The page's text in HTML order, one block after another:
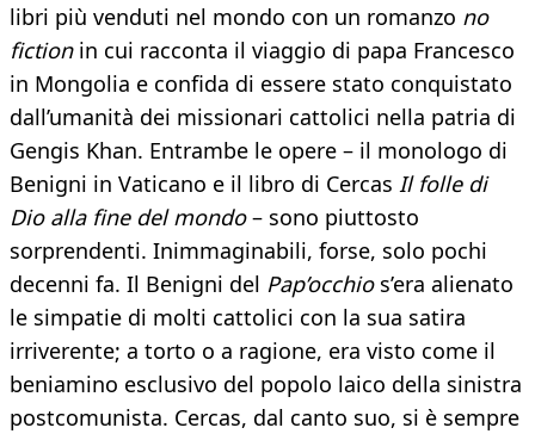
libri più venduti nel mondo con un romanzo no
fiction in cui racconta il viaggio di papa Francesco
in Mongolia e confida di essere stato conquistato
dall’umanità dei missionari cattolici nella patria di
Gengis Khan. Entrambe le opere – il monologo di
Benigni in Vaticano e il libro di Cercas Il folle di
Dio alla fine del mondo– sono piuttosto
sorprendenti. Inimmaginabili, forse, solo pochi
decenni fa. Il Benigni del Pap’occhio s’era alienato
le simpatie di molti cattolici con la sua satira
irriverente; a torto o a ragione, era visto come il
beniamino esclusivo del popolo laico della sinistra
postcomunista. Cercas, dal canto suo, si è sempre